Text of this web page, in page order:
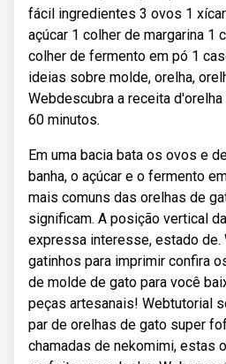
fácil ingredientes 3 ovos 1
açúcar 1 colher de margarina 1
colher de fermento em pó 1
ideias sobre molde, orelha,
Webdescubra a receita
60 minutos.
Em uma bacia bata os ovos e
banha, o açúcar e o fermento
mais comuns das orelhas de
significam. A posição vertical
expressa interesse, estado de.
gatinhos para imprimir confira
de molde de gato para você
peças artesanais! Webtutorial
par de orelhas de gato super
chamadas de nekomimi, estas